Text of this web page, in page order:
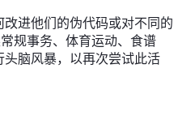
改进他们的伪代码或对不同的
规事务、体育运动、食谱
头脑风暴，以再次尝试此活